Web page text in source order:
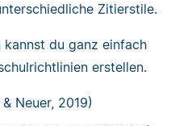
Zitierstile.
du ganz einfach
erstellen.
Neuer, 2019)